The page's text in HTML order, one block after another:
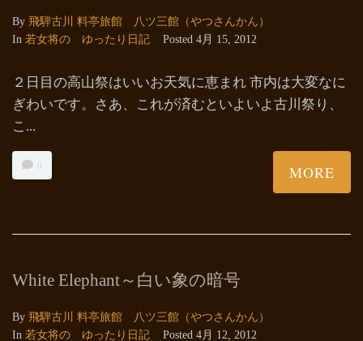
By 飛騨古川 料亭旅館 八ツ三館（やつさんかん）
In 若女将の ゆったり日記 Posted 4月 15, 2012
２日目の高山祭はいいお天気に恵まれ 市内は大変なに
ぎわいです。さあ、これが済むといよいよ古川祭り、
こ...
0 MORE
White Elephant～白い象の暗号
By 飛騨古川 料亭旅館 八ツ三館（やつさんかん）
In 若女将の ゆったり日記 Posted 4月 12, 2012